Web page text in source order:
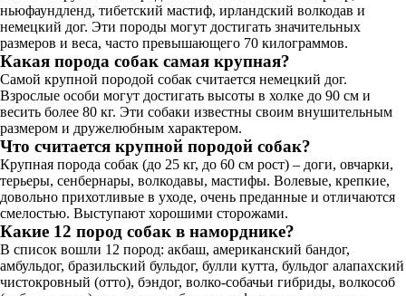
ньюфаундленд, тибетский мастиф, ирландский волкодав и
немецкий дог. Эти породы могут достигать значительных
размеров и веса, часто превышающего 70 килограммов.
Какая порода собак самая крупная?
Самой крупной породой собак считается немецкий дог.
Взрослые особи могут достигать высоты в холке до 90 см и
весить более 80 кг. Эти собаки известны своим внушительным
размером и дружелюбным характером.
Что считается крупной породой собак?
Крупная порода собак (до 25 кг, до 60 см рост) – доги, овчарки,
терьеры, сенбернары, волкодавы, мастифы. Волевые, крепкие,
довольно прихотливые в уходе, очень преданные и отличаются
смелостью. Выступают хорошими сторожами.
Какие 12 пород собак в наморднике?
В список вошли 12 пород: акбаш, американский бандог,
амбульдог, бразильский бульдог, булли кутта, бульдог алапахский
чистокровный (отто), бэндог, волко-собачьи гибриды, волкособ